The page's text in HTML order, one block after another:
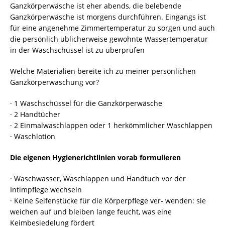
Ganzkörperwäsche ist eher abends, die belebende
Ganzkörperwäsche ist morgens durchführen. Eingangs ist
für eine angenehme Zimmertemperatur zu sorgen und auch
die persönlich üblicherweise gewohnte Wassertemperatur
in der Waschschüssel ist zu überprüfen
Welche Materialien bereite ich zu meiner persönlichen
Ganzkörperwaschung vor?
· 1 Waschschüssel für die Ganzkörperwäsche
· 2 Handtücher
· 2 Einmalwaschlappen oder 1 herkömmlicher Waschlappen
· Waschlotion
Die eigenen Hygienerichtlinien vorab formulieren
· Waschwasser, Waschlappen und Handtuch vor der
Intimpflege wechseln
· Keine Seifenstücke für die Körperpflege ver- wenden: sie
weichen auf und bleiben lange feucht, was eine
Keimbesiedelung fördert